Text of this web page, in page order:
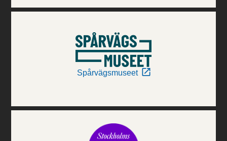
Spårvägsmuseet